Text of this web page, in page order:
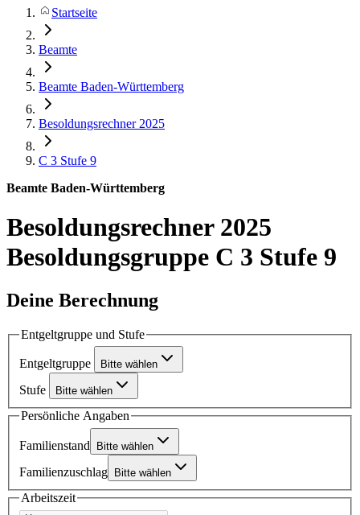
Startseite
Beamte
Beamte Baden-Württemberg
Besoldungsrechner 2025
C 3 Stufe 9
Beamte Baden-Württemberg
Besoldungsrechner 2025
Besoldungsgruppe C 3 Stufe 9
Deine Berechnung
Entgeltgruppe und Stufe
Entgeltgruppe Bitte wählen
Stufe Bitte wählen
Persönliche Angaben
Familienstand Bitte wählen
Familienzuschlag Bitte wählen
Arbeitszeit